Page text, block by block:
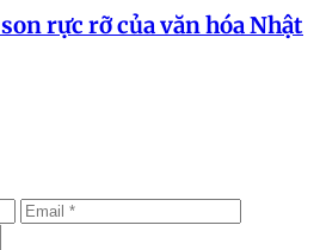
rực rỡ của văn hóa Nhật